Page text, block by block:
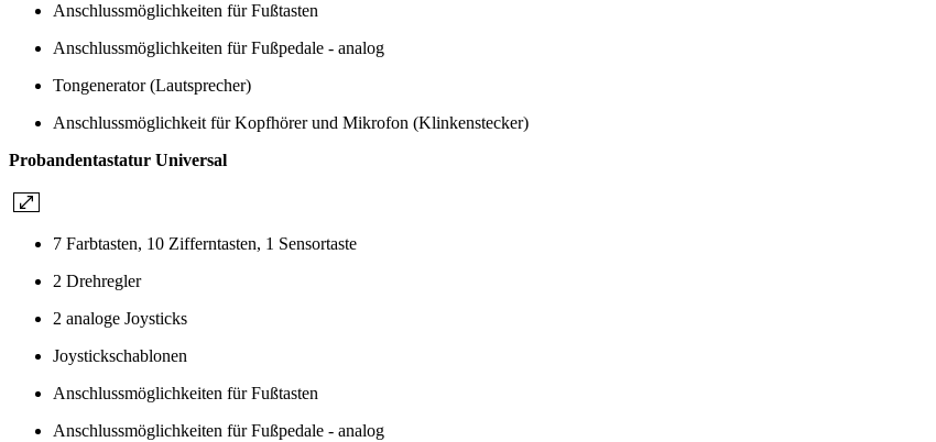
Anschlussmöglichkeiten für Fußtasten
Anschlussmöglichkeiten für Fußpedale - analog
Tongenerator (Lautsprecher)
Anschlussmöglichkeit für Kopfhörer und Mikrofon (Klinkenstecker)
Probandentastatur Universal
7 Farbtasten, 10 Zifferntasten, 1 Sensortaste
2 Drehregler
2 analoge Joysticks
Joystickschablonen
Anschlussmöglichkeiten für Fußtasten
Anschlussmöglichkeiten für Fußpedale - analog